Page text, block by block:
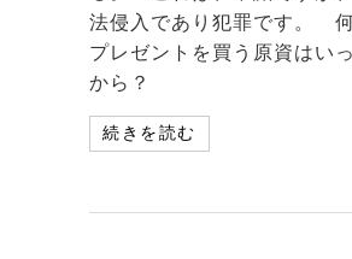
法侵入であり犯罪です。
プレゼントを買う原資はい
から？
続きを読む